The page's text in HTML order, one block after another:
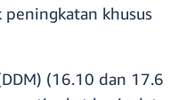
peningkatan khusus
(16.10 dan 17.6